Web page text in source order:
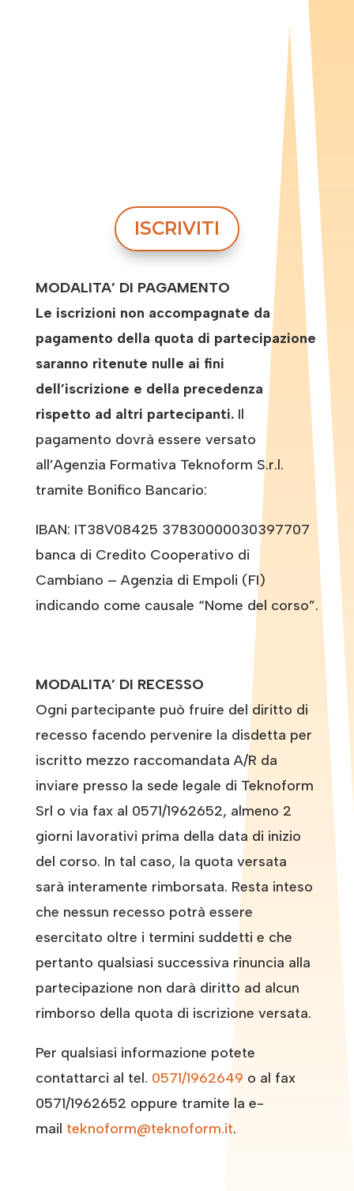
ISCRIVITI
MODALITA’ DI PAGAMENTO
Le iscrizioni non accompagnate da
pagamento della quota di partecipazione
saranno ritenute nulle ai fini
dell’iscrizione e della precedenza
rispetto ad altri partecipanti. Il
pagamento dovrà essere versato
all’Agenzia Formativa Teknoform S.r.l.
tramite Bonifico Bancario:
IBAN: IT38V08425 37830000030397707
banca di Credito Cooperativo di
Cambiano – Agenzia di Empoli (FI)
indicando come causale “Nome del corso”.
MODALITA’ DI RECESSO
Ogni partecipante può fruire del diritto di
recesso facendo pervenire la disdetta per
iscritto mezzo raccomandata A/R da
inviare presso la sede legale di Teknoform
Srl o via fax al 0571/1962652, almeno 2
giorni lavorativi prima della data di inizio
del corso. In tal caso, la quota versata
sarà interamente rimborsata. Resta inteso
che nessun recesso potrà essere
esercitato oltre i termini suddetti e che
pertanto qualsiasi successiva rinuncia alla
partecipazione non darà diritto ad alcun
rimborso della quota di iscrizione versata.
Per qualsiasi informazione potete
contattarci al tel. 0571/1962649 o al fax
0571/1962652 oppure tramite la e-
mail teknoform@teknoform.it.